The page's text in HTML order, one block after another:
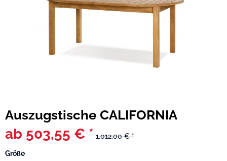
Auszugstische CALIFORNIA
ab 503,55 € * 1.012,00 € *
Größe